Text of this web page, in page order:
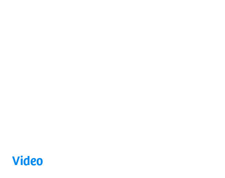
Video